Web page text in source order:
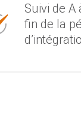
Suivi de A
fin de la